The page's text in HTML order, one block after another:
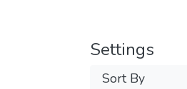
Settings
Sort By